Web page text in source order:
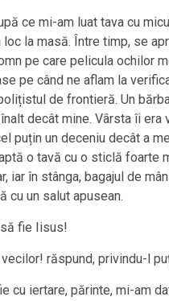
ce mi-am luat tava cu
loc la masă. Între timp, se
pe care pelicula ochilor
pe când ne aflam la
de frontieră. Un
decât mine. Vârsta îi era
puțin un deceniu decât a
o tavă cu o sticlă foarte
iar în stânga, bagajul de
cu un salut apusean.
fie Iisus!
răspund, privindu-l
cu iertare, părinte, mi-am